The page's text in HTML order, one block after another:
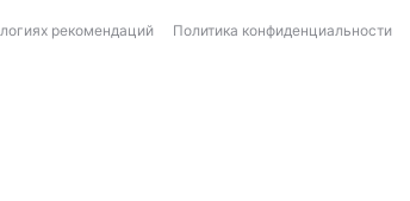
рекомендаций Политика конфиденциальности